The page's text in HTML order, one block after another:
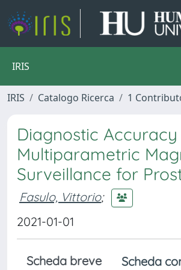
IRIS
IRIS Catalogo Ricerca 1
Diagnostic
Multiparametric
Surveillance for
Fasulo, Vittorio;
2021-01-01
Scheda breve Scheda